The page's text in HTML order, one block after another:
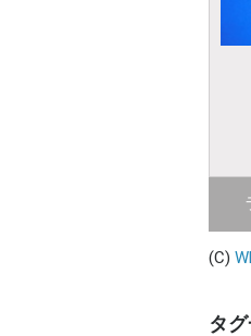
(C)
タ